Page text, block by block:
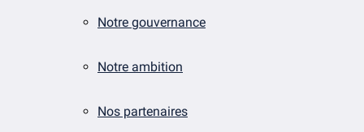
Notre gouvernance
Notre ambition
Nos partenaires